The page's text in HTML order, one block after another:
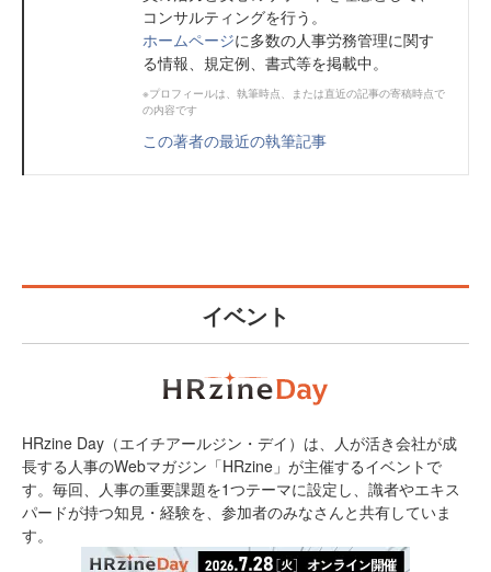
コンサルティングを行う。
ホームページに多数の人事労務管理に関す
る情報、規定例、書式等を掲載中。
※プロフィールは、執筆時点、または直近の記事の寄稿時点で
の内容です
この著者の最近の執筆記事
イベント
HRzine Day（エイチアールジン・デイ）は、人が活き会社が成
長する人事のWebマガジン「HRzine」が主催するイベントで
す。毎回、人事の重要課題を1つテーマに設定し、識者やエキス
パードが持つ知見・経験を、参加者のみなさんと共有していま
す。